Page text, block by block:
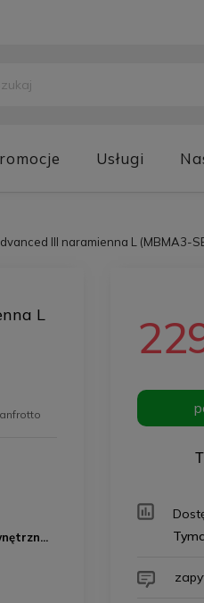
Usługi
III naramienna L (MBMA3-
L